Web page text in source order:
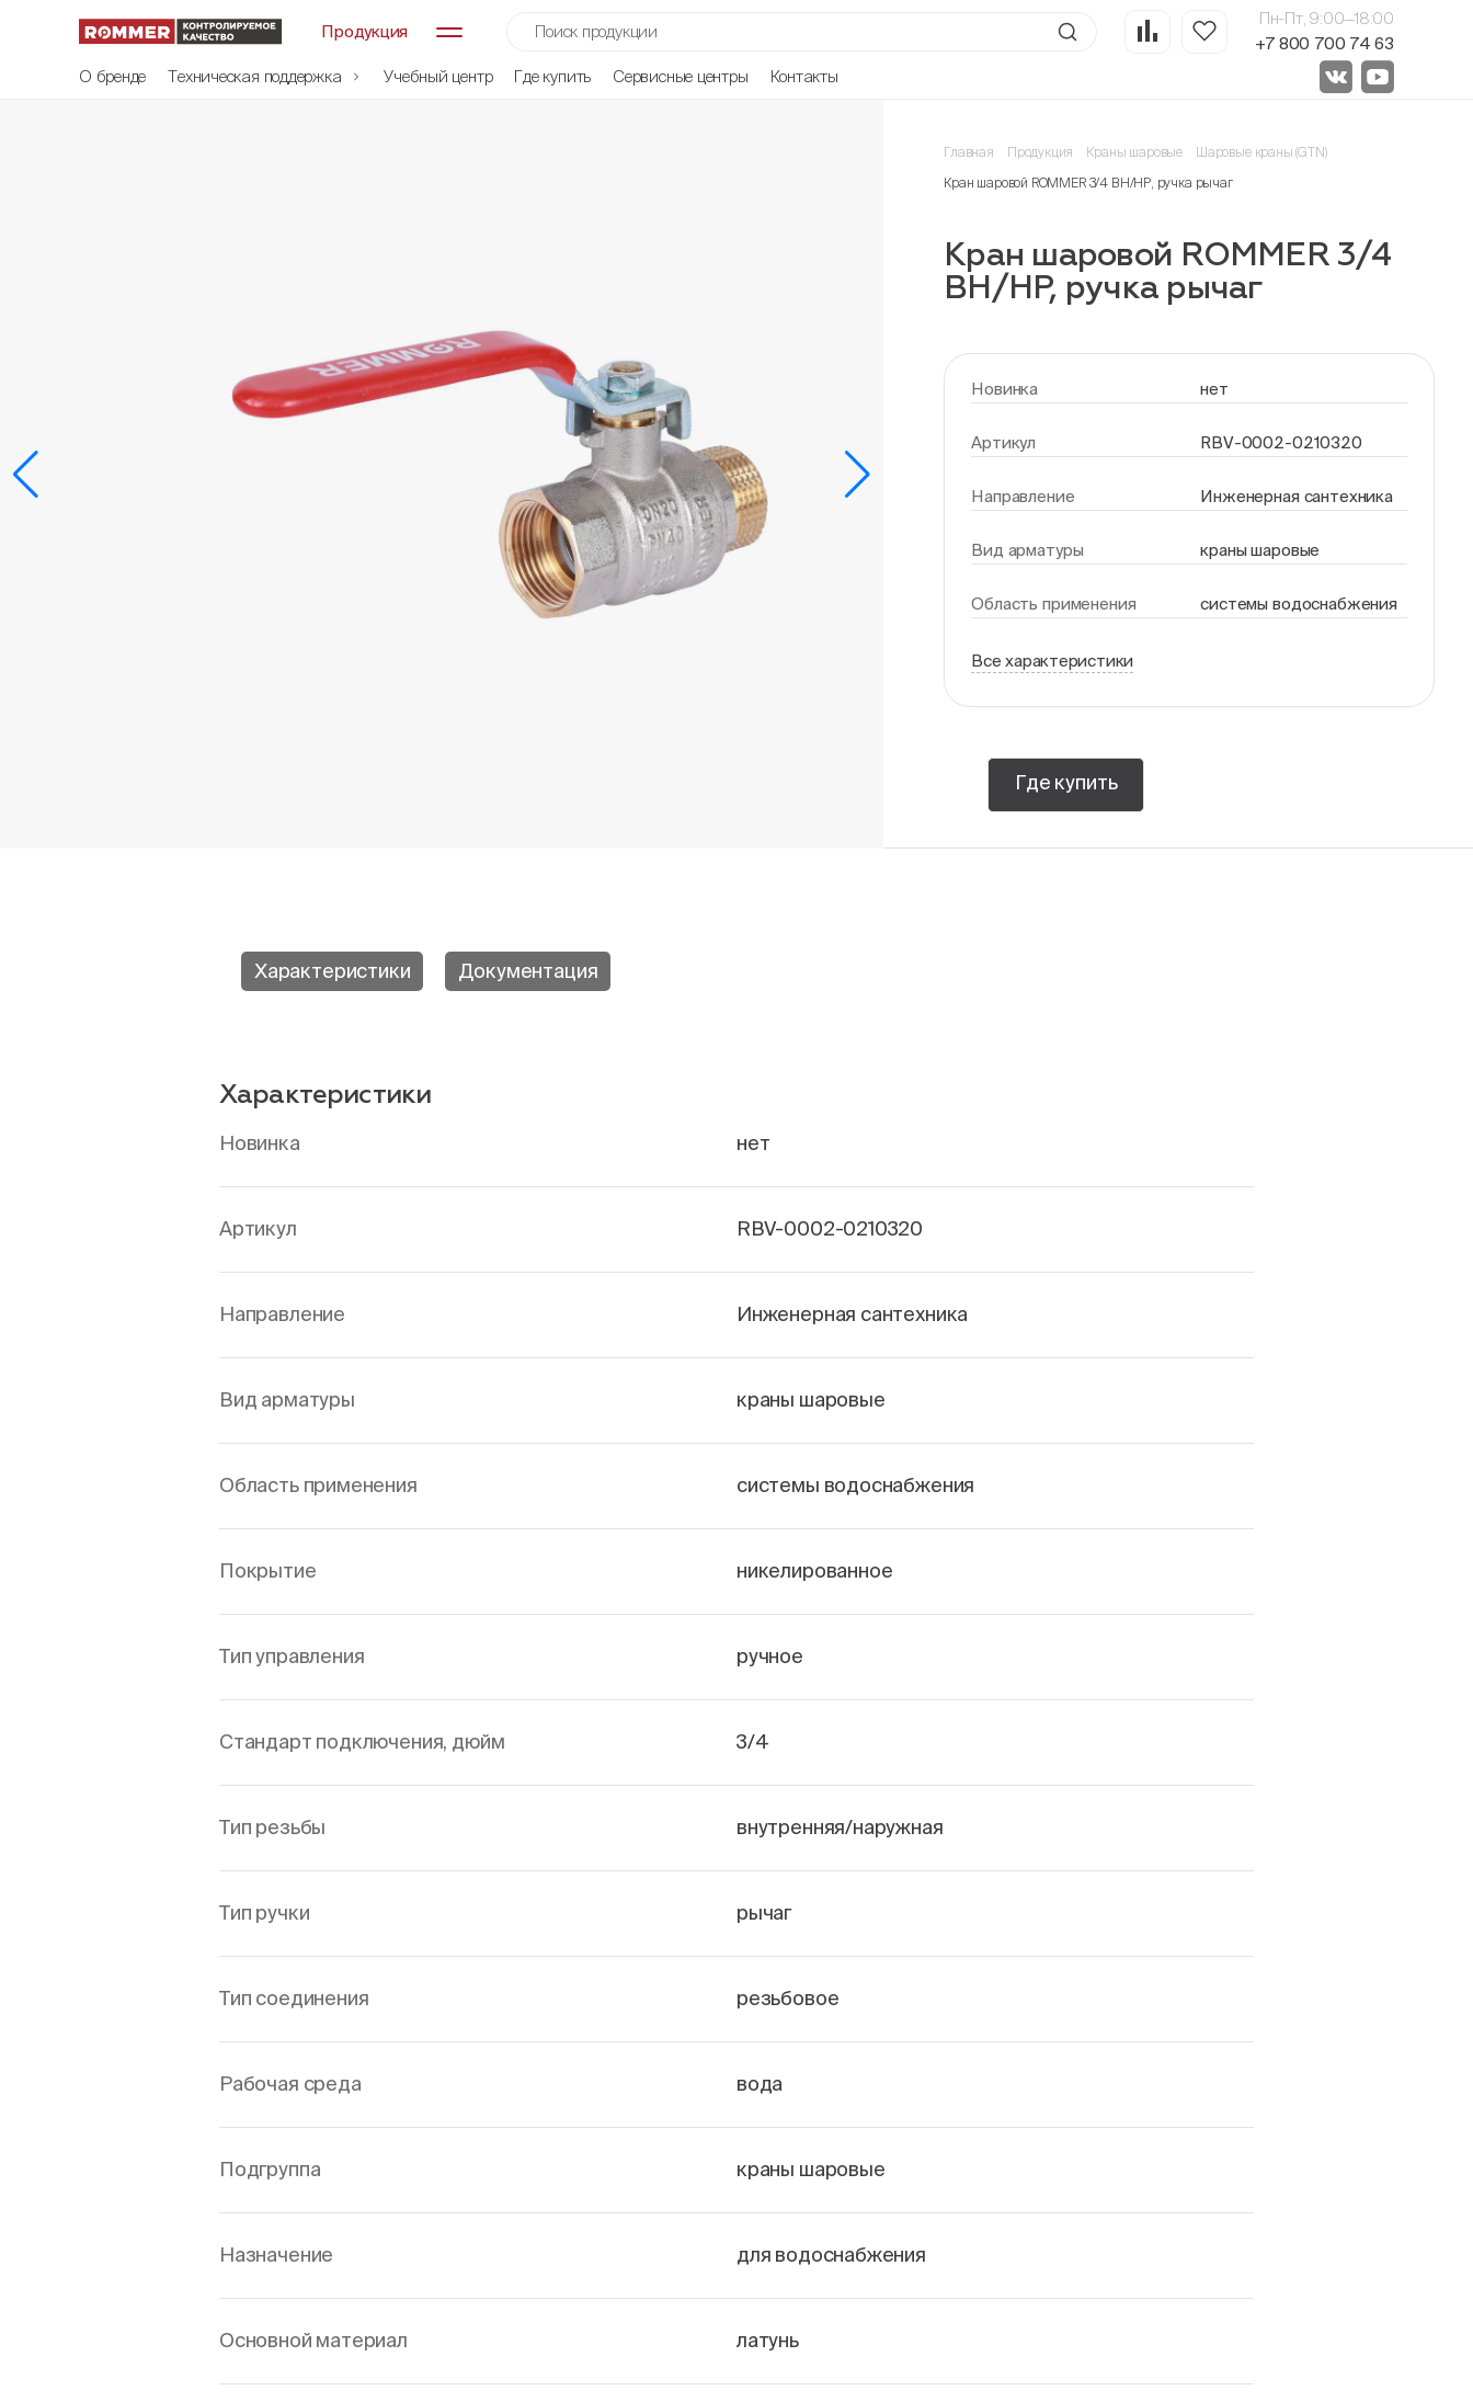
Продукция
Пн-Пт, 9:00—18:00
+7 800 700 74 63
О бренде
Техническая поддержка Учебный центр Где купить Сервисные центры Контакты
Главная Продукция Краны шаровые Шаровые краны (GTN)
Кран шаровой ROMMER 3/4 ВН/НР, ручка рычаг
Кран шаровой ROMMER 3/4
ВН/НР, ручка рычаг
Новинка нет
Артикул RBV-0002-0210320
Направление Инженерная сантехника
Вид арматуры краны шаровые
Область применения системы водоснабжения
Все характеристики
Где купить
Характеристики Документация
Характеристики
Новинка нет
Артикул RBV-0002-0210320
Направление Инженерная сантехника
Вид арматуры краны шаровые
Область применения системы водоснабжения
Покрытие никелированное
Тип управления ручное
Стандарт подключения, дюйм 3/4
Тип резьбы внутренняя/наружная
Тип ручки рычаг
Тип соединения резьбовое
Рабочая среда вода
Подгруппа краны шаровые
Назначение для водоснабжения
Основной материал латунь